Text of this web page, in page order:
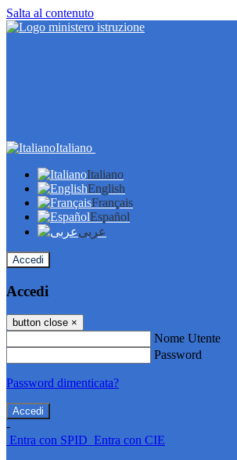
Salta al contenuto
Italiano
Italiano
English
Français
Español
عربى
Accedi
Accedi
button close ×
Nome Utente
Password
Password dimenticata?
-
Entra con SPID Entra con CIE